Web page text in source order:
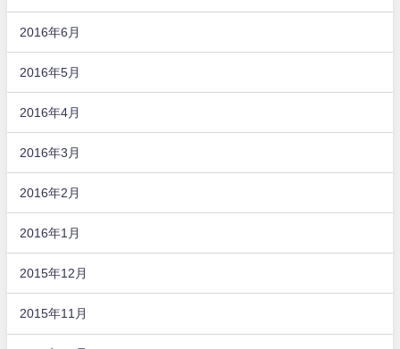
2016年6月
2016年5月
2016年4月
2016年3月
2016年2月
2016年1月
2015年12月
2015年11月